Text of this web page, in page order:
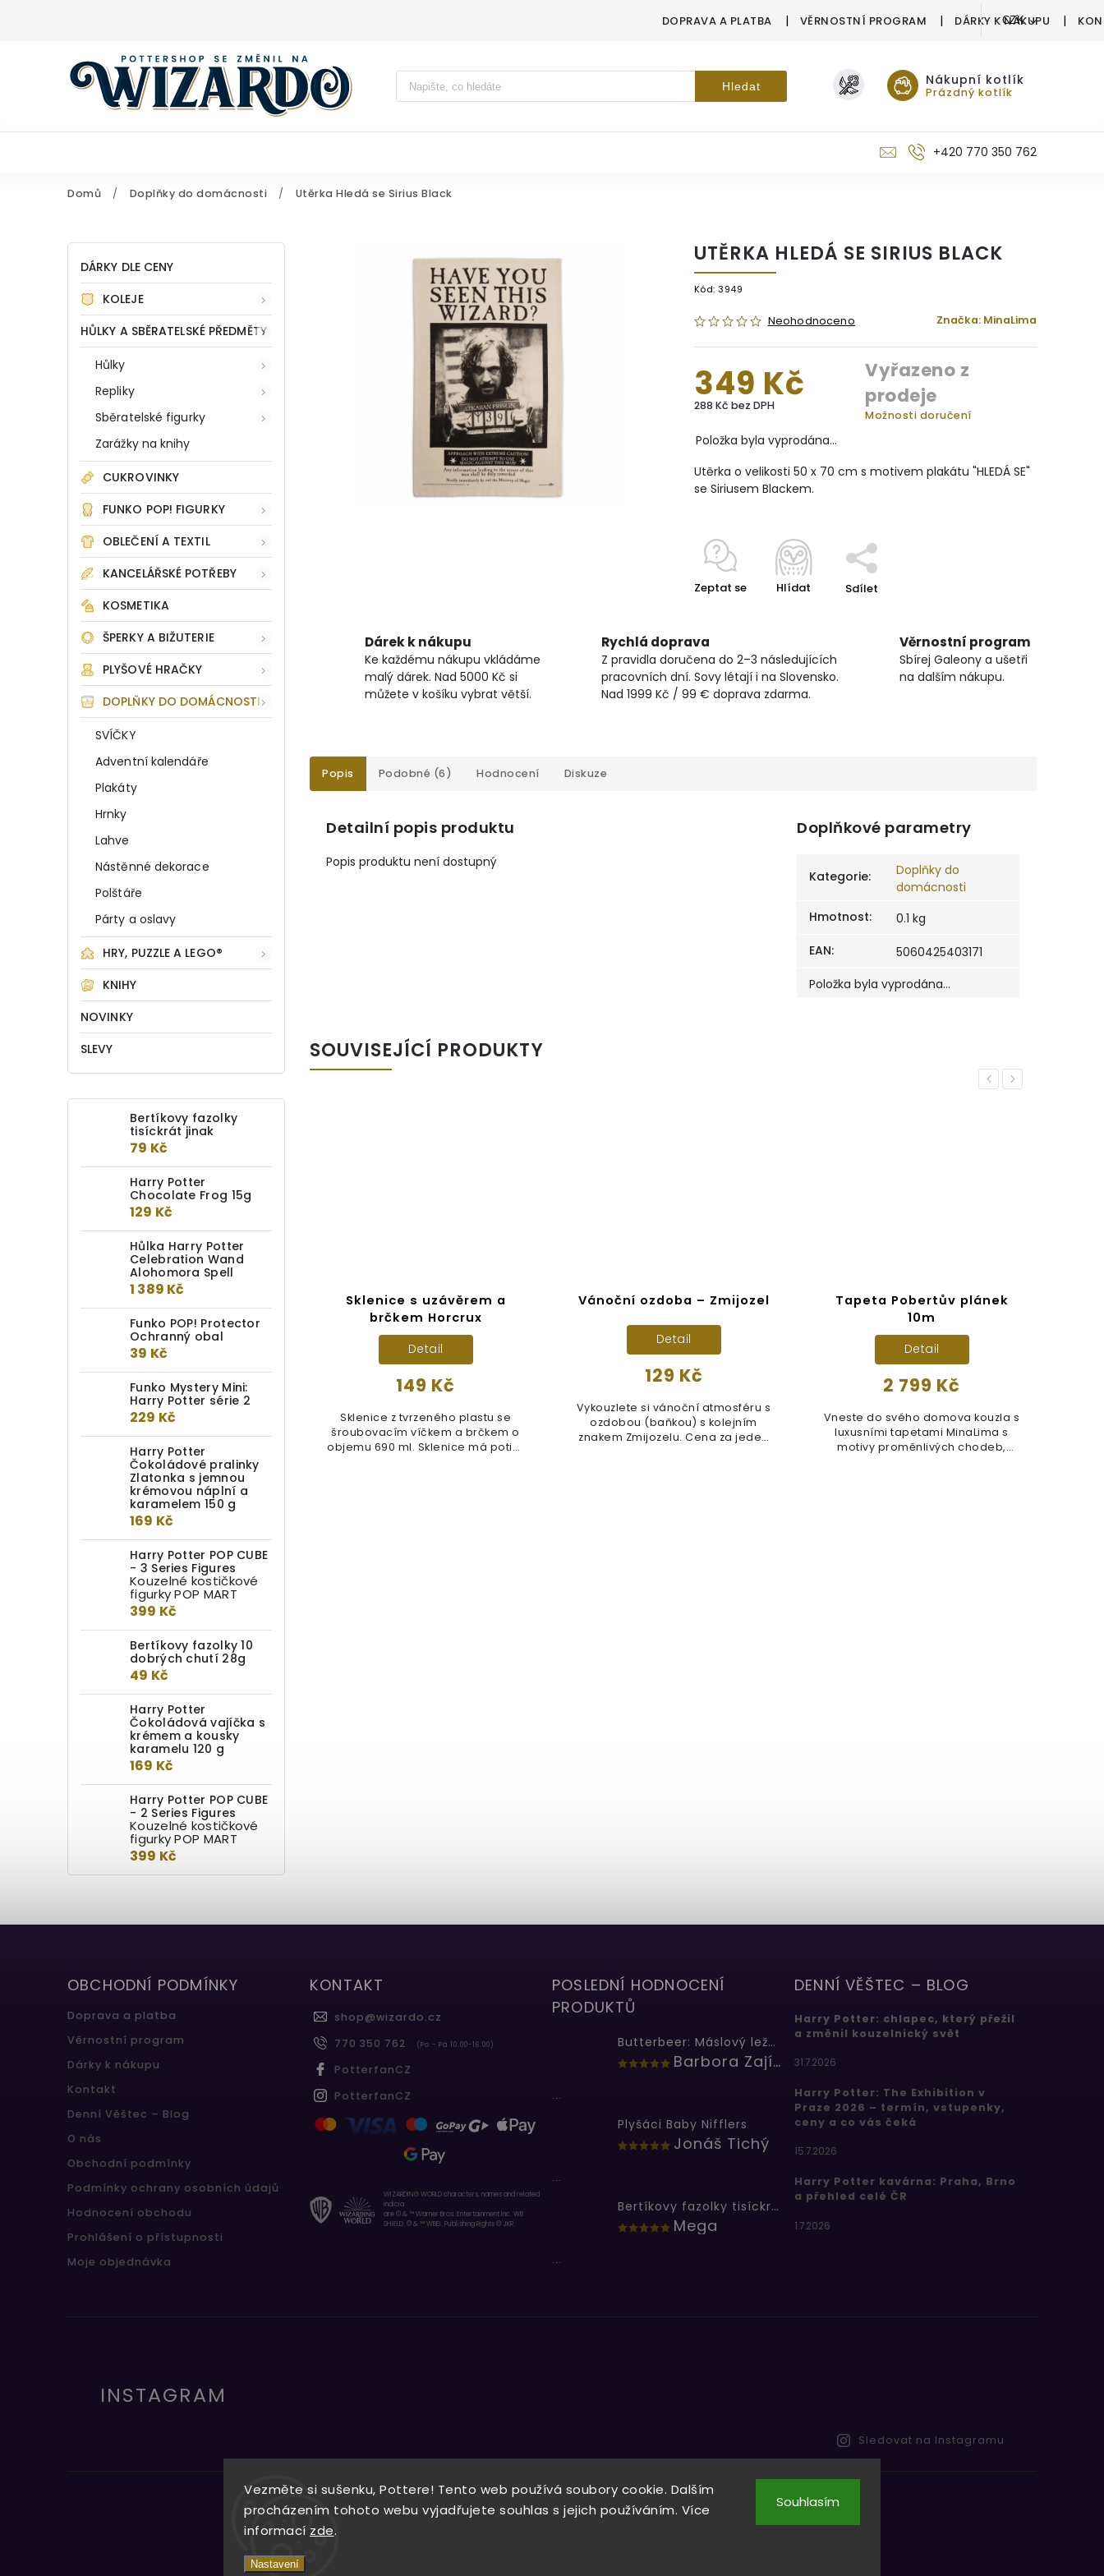
Vezměte si sušenku, Pottere! Tento web používá soubory cookie. Dalším
procházením tohoto webu vyjadřujete souhlas s jejich používáním. Více
informací zde.
Nastavení
Souhlasím
DOPRAVA A PLATBA VĚRNOSTNÍ PROGRAM DÁRKY K NÁKUPU
CZK
Vyhledávání Hledat Nákupní kotlík
Prázdný kotlík
+420 770 350 762
Domů / Doplňky do domácnosti / Utěrka Hledá se Sirius Black
DÁRKY DLE CENY
KOLEJE
HŮLKY A SBĚRATELSKÉ PŘEDMĚTY
Hůlky
Repliky
Sběratelské figurky
Zarážky na knihy
CUKROVINKY
FUNKO POP! FIGURKY
OBLEČENÍ A TEXTIL
KANCELÁŘSKÉ POTŘEBY
KOSMETIKA
ŠPERKY A BIŽUTERIE
PLYŠOVÉ HRAČKY
DOPLŇKY DO DOMÁCNOSTI
SVÍČKY
Adventní kalendáře
Plakáty
Hrnky
Lahve
Nástěnné dekorace
Polštáře
Párty a oslavy
HRY, PUZZLE A LEGO®
KNIHY
NOVINKY
SLEVY
Bertíkovy fazolky
tisíckrát jinak
79 Kč
Harry Potter
Chocolate Frog 15g
129 Kč
Hůlka Harry Potter
Celebration Wand
Alohomora Spell
1 389 Kč
Funko POP! Protector
Ochranný obal
39 Kč
Funko Mystery Mini:
Harry Potter série 2
229 Kč
Harry Potter
Čokoládové pralinky
Zlatonka s jemnou
krémovou náplní a
karamelem 150 g
169 Kč
Harry Potter POP CUBE
- 3 Series Figures
Kouzelné kostičkové
figurky POP MART
399 Kč
Bertíkovy fazolky 10
dobrých chutí 28g
49 Kč
Harry Potter
Čokoládová vajíčka s
krémem a kousky
karamelu 120 g
169 Kč
Harry Potter POP CUBE
- 2 Series Figures
Kouzelné kostičkové
figurky POP MART
399 Kč
UTĚRKA HLEDÁ SE SIRIUS BLACK
Kód: 3949
Neohodnoceno Značka: MinaLima
349 Kč
288 Kč bez DPH
Vyřazeno z
prodeje
Možnosti doručení
Položka byla vyprodána…
Utěrka o velikosti 50 x 70 cm s motivem plakátu "HLEDÁ SE"
se Siriusem Blackem.
Zeptat se Hlídat Sdílet
Dárek k nákupu
Ke každému nákupu vkládáme
malý dárek. Nad 5000 Kč si
můžete v košíku vybrat větší.
Rychlá doprava
Z pravidla doručena do 2–3 následujících
pracovních dní. Sovy létají i na Slovensko.
Nad 1999 Kč / 99 € doprava zdarma.
Věrnostní program
Sbírej Galeony a ušetři
na dalším nákupu.
Popis Podobné (6) Hodnocení Diskuze
Detailní popis produktu
Popis produktu není dostupný
Doplňkové parametry
Kategorie:
Doplňky do
domácnosti
Hmotnost:
0.1 kg
EAN:
5060425403171
Položka byla vyprodána…
SOUVISEJÍCÍ PRODUKTY
Previous
299 Kč
Detail
Netradiční háček na klíče v
podobě sovy Hedviky. Sova
reaguje na umístění klíčů, pokud
klíče...
Sklenice s uzávěrem a
brčkem Horcrux
149 Kč
Detail
Sklenice z tvrzeného plastu se
šroubovacím víčkem a brčkem o
objemu 690 ml. Sklenice má potisk
Vánoční ozdoba – Zmijozel
129 Kč
Detail
Vykouzlete si vánoční atmosféru s
ozdobou (baňkou) s kolejním
znakem Zmijozelu. Cena za jeden
Tapeta Pobertův plánek
10m
2 799 Kč
Detail
Vneste do svého domova kouzla s
luxusními tapetami MinaLima s
motivy proměnlivých chodeb,
Next
OBCHODNÍ PODMÍNKY
Doprava a platba
Věrnostní program
Dárky k nákupu
Kontakt
Denní Věštec – Blog
O nás
Obchodní podmínky
Podmínky ochrany osobních údajů
Hodnocení obchodu
Prohlášení o přístupnosti
Moje objednávka
KONTAKT
shop@wizardo.cz
770 350 762
(Po - Pá 10.00-16.00)
PotterfanCZ
PotterfanCZ
WIZARDING WORLD characters, names and related
indicia
are © & ™ Warner Bros. Entertainment Inc. WB
SHIELD: © & ™ WBEI. Publishing Rights © JKR.
POSLEDNÍ HODNOCENÍ
PRODUKTŮ
Butterbeer: Máslový ležák
Barbora Zajícová
...
Plyšáci Baby Nifflers
Jonáš Tichý
...
Bertíkovy fazolky tisíckrát jinak
Mega
...
DENNÍ VĚŠTEC – BLOG
Harry Potter: chlapec, který přežil
a změnil kouzelnický svět
31.7.2026
Harry Potter: The Exhibition v
Praze 2026 – termín, vstupenky,
ceny a co vás čeká
15.7.2026
Harry Potter kavárna: Praha, Brno
a přehled celé ČR
1.7.2026
INSTAGRAM
Sledovat na Instagramu
Copyright 2026Wizardo. Všechna práva vyhrazena.